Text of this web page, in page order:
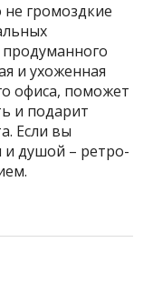
громоздкие
и ухоженная
офиса, поможет
и подарит
Если вы
и душой – ретро-